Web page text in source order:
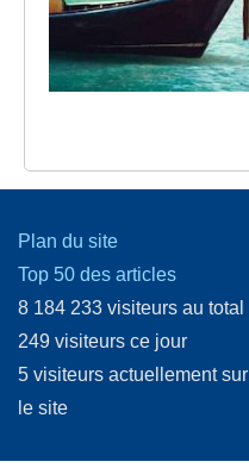
Plan du site
Top 50 des articles
8 184 233 visiteurs au total
249 visiteurs ce jour
5 visiteurs actuellement sur
le site